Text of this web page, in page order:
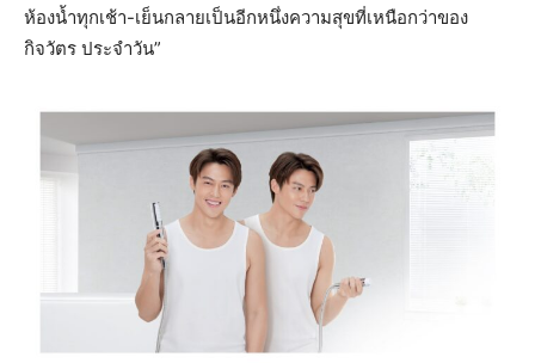
ห้องน้ำทุกเช้า-เย็นกลายเป็นอีกหนึ่งความสุขที่เหนือกว่าของ
กิจวัตร ประจำวัน”